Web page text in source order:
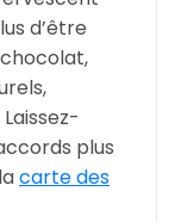
d’être
plus
carte des